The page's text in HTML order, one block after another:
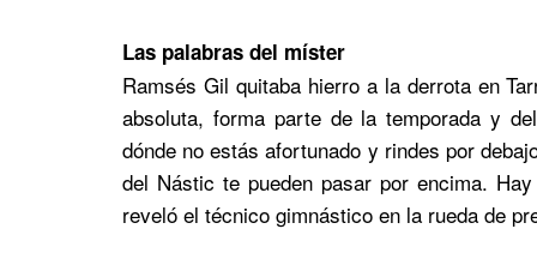
Las palabras del míster
Ramsés Gil quitaba hierro a la derrota en
absoluta, forma parte de la temporada y
dónde no estás afortunado y rindes por
del Nástic te pueden pasar por encima.
reveló el técnico gimnástico en la rueda de